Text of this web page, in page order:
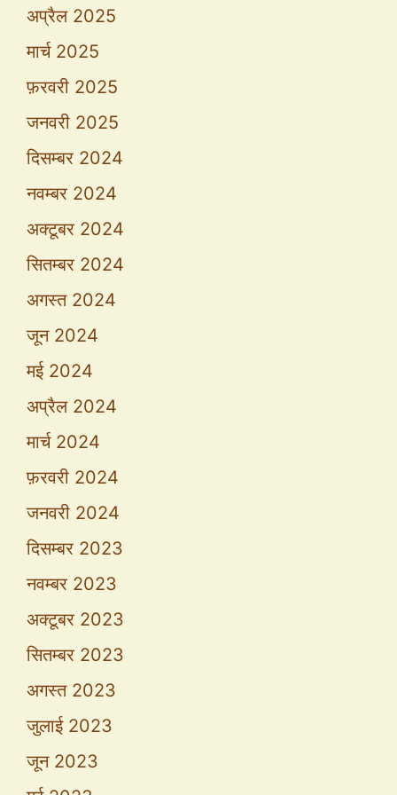
अप्रैल 2025
मार्च 2025
फ़रवरी 2025
जनवरी 2025
दिसम्बर 2024
नवम्बर 2024
अक्टूबर 2024
सितम्बर 2024
अगस्त 2024
जून 2024
मई 2024
अप्रैल 2024
मार्च 2024
फ़रवरी 2024
जनवरी 2024
दिसम्बर 2023
नवम्बर 2023
अक्टूबर 2023
सितम्बर 2023
अगस्त 2023
जुलाई 2023
जून 2023